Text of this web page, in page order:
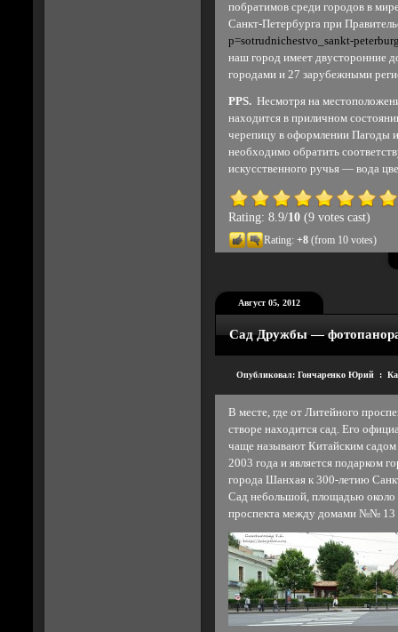
побратимов среди городов в
Санкт-Петербурга при
p=sotrudnichestvo_sankt-
наш город имеет двусторонние
городами и 27 зарубежными
PPS. Несмотря на
находится в приличном
черепицу в оформлении Пагоды
необходимо обратить
искусственного ручья — вода
Rating: 8.9/10(9 votes cast)
Rating: +8(from 10 votes)
Август 05, 2012
Сад Дружбы —
Опубликовал: Гончаренко Юрий :
В месте, где от Литейного
створе находится сад. Его
чаще называют Китайским садом
2003 года и является подарком
города Шанхая к 300-летию
Сад небольшой, площадью около
проспекта между домами №№ 13